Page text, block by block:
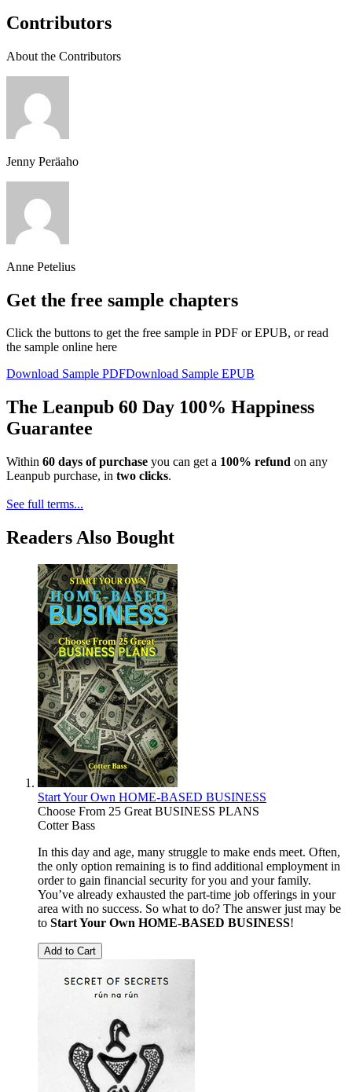
Contributors
About the Contributors
Jenny Peräaho
Anne Petelius
Get the free sample chapters
Click the buttons to get the free sample in PDF or EPUB, or read
the sample online here
Download Sample PDFDownload Sample EPUB
The Leanpub 60 Day 100% Happiness
Guarantee
Within 60 days of purchase you can get a 100% refund on any
Leanpub purchase, in two clicks.
See full terms...
Readers Also Bought
Start Your Own HOME-BASED BUSINESS
Choose From 25 Great BUSINESS PLANS
Cotter Bass
In this day and age, many struggle to make ends meet. Often,
the only option remaining is to find additional employment in
order to gain financial security for you and your family.
You’ve already exhausted the part-time job offerings in your
area with no success. So what to do? The answer just may be
to Start Your Own HOME-BASED BUSINESS!
Add to Cart